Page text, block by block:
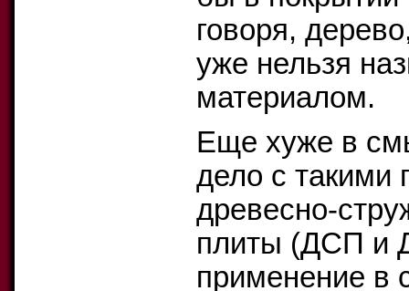
говоря,
уже нельзя
материалом.
Еще хуже в
дело с такими
древесно-
плиты (ДСП и
применение в